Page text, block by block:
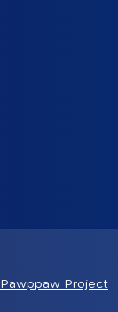
Pawppaw Project